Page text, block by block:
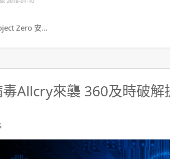
Zero 安…
Allcry來襲 360及時破解